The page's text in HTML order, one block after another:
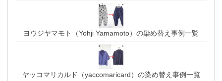
ヨウジヤマモト（Yohji Yamamoto）の染め替え事例一覧
ヤッコマリカルド（yaccomaricard）の染め替え事例一覧